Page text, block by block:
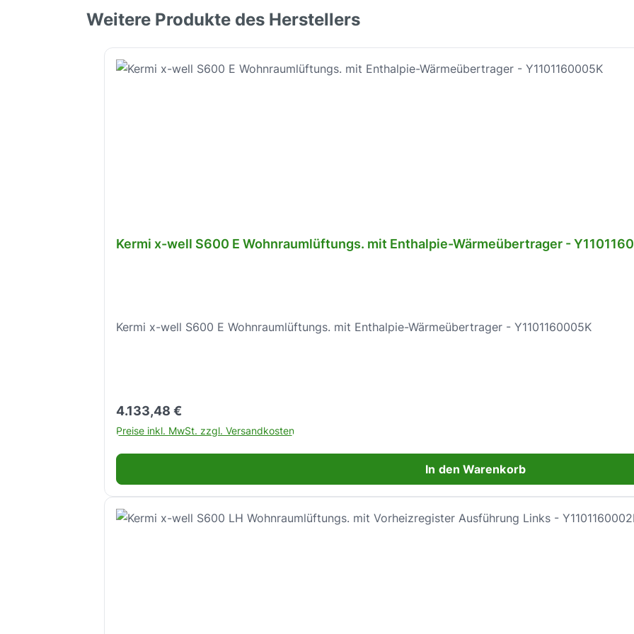
Weitere Produkte des Herstellers
Produktgalerie überspringen
Kermi x-well S600 E Wohnraumlüftungs. mit Enthalpie-Wärmeübertrager -
Kermi x-well S600 E Wohnraumlüftungs. mit Enthalpie-Wärmeübertrager - Y1101160005K
Regulärer Preis:
4.133,48 €
Preise inkl. MwSt. zzgl. Versandkosten
In den Warenkorb